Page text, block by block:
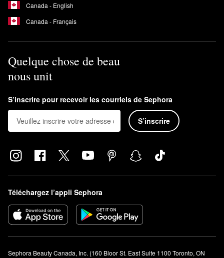
Canada - English
Canada - Français
Quelque chose de beau
nous unit
S’inscrire pour recevoir les courriels de Sephora
S’inscrire
Téléchargez l’appli Sephora
Sephora Beauty Canada, Inc. (160 Bloor St. East Suite 1100 Toronto, ON